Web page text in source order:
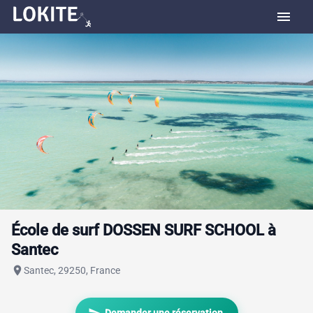
menu
École de surf DOSSEN SURF SCHOOL à
Santec
placeSantec, 29250, France